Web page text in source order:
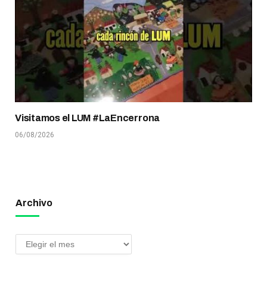
Visitamos el LUM #LaEncerrona
06/08/2026
Archivo